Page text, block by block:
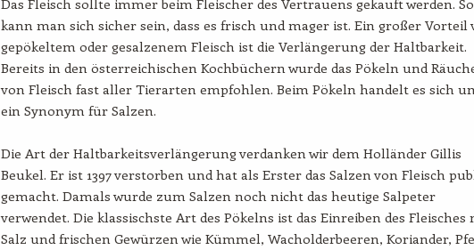
Das Fleisch sollte immer beim Fleischer des Vertrauens gekauft werden.
kann man sich sicher sein, dass es frisch und mager ist. Ein großer Vorteil
gepökeltem oder gesalzenem Fleisch ist die Verlängerung der Haltbarkeit.
Bereits in den österreichischen Kochbüchern wurde das Pökeln und
von Fleisch fast aller Tierarten empfohlen. Beim Pökeln handelt es sich
ein Synonym für Salzen.
Die Art der Haltbarkeitsverlängerung verdanken wir dem Holländer Gillis
Beukel. Er ist 1397 verstorben und hat als Erster das Salzen von Fleisch
gemacht. Damals wurde zum Salzen noch nicht das heutige Salpeter
verwendet. Die klassischste Art des Pökelns ist das Einreiben des Fleisches
Salz und frischen Gewürzen wie Kümmel, Wacholderbeeren, Koriander,